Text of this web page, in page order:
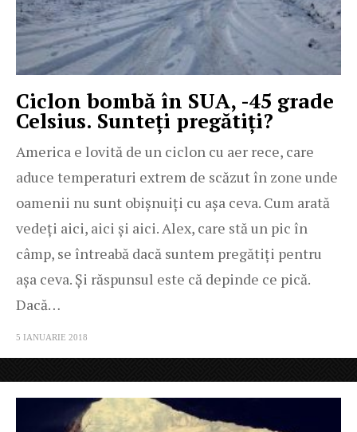
Ciclon bombă în SUA, -45 grade
Celsius. Sunteți pregătiți?
America e lovită de un ciclon cu aer rece, care
aduce temperaturi extrem de scăzut în zone unde
oamenii nu sunt obișnuiți cu așa ceva. Cum arată
vedeți aici, aici și aici. Alex, care stă un pic în
câmp, se întreabă dacă suntem pregătiți pentru
așa ceva. Și răspunsul este că depinde ce pică.
Dacă…
5 IANUARIE 2018